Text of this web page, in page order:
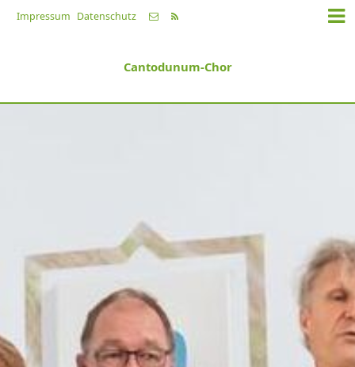
Impressum Datenschutz
Cantodunum-Chor